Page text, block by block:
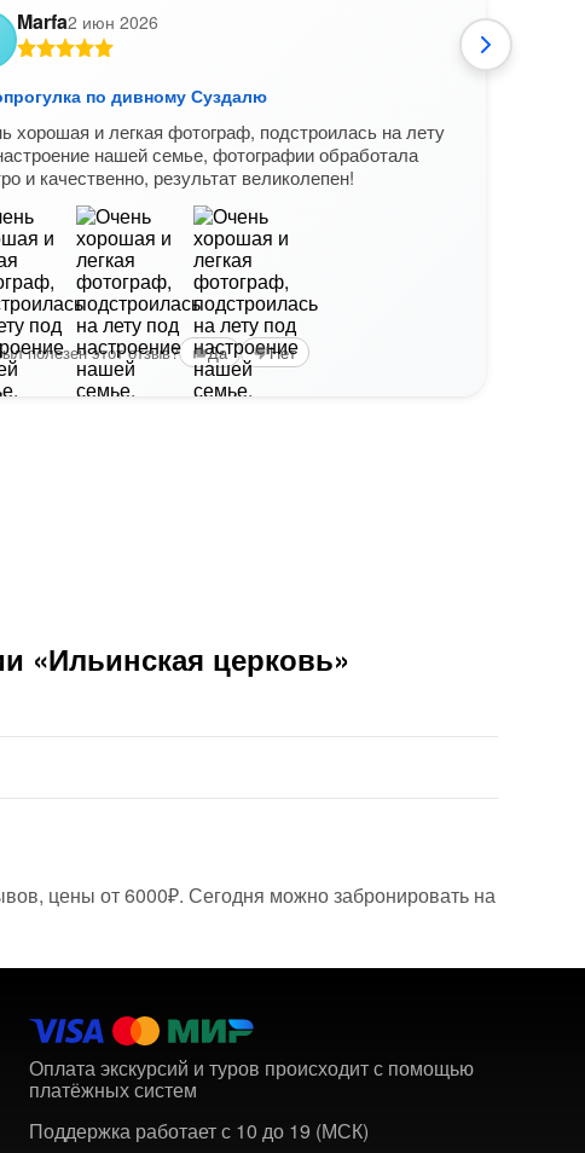
Marfa2 июн 2026
по дивному Суздалю
хорошая и легкая фотограф, подстроилась на лету
нашей семье, фотографии обработала
и качественно, результат великолепен!
полезен этот отзыв? Да Нет
«Ильинская церковь»
цены от 6000₽. Сегодня можно забронировать на
Оплата экскурсий и туров происходит с помощью
платёжных систем
Поддержка работает с 10 до 19 (МСК)